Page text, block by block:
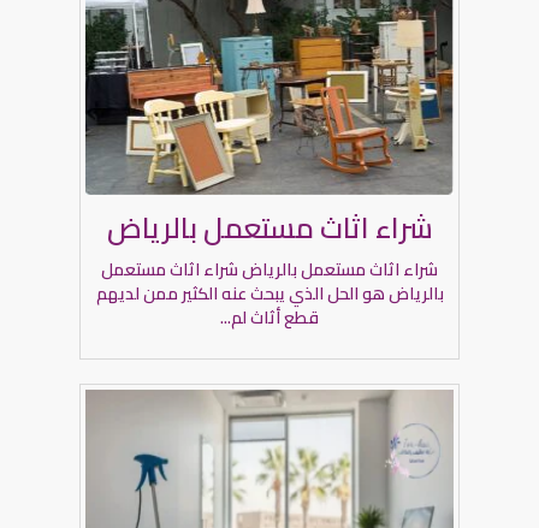
شراء اثاث مستعمل بالرياض
شراء اثاث مستعمل بالرياض شراء اثاث مستعمل
بالرياض هو الحل الذي يبحث عنه الكثير ممن لديهم
قطع أثاث لم...